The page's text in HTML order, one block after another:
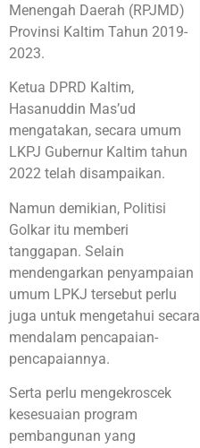
Menengah Daerah (RPJMD)
Provinsi Kaltim Tahun 2019-
2023.
Ketua DPRD Kaltim,
Hasanuddin Mas’ud
mengatakan, secara umum
LKPJ Gubernur Kaltim tahun
2022 telah disampaikan.
Namun demikian, Politisi
Golkar itu memberi
tanggapan. Selain
mendengarkan penyampaian
umum LPKJ tersebut perlu
juga untuk mengetahui secara
mendalam pencapaian-
pencapaiannya.
Serta perlu mengekroscek
kesesuaian program
pembangunan yang